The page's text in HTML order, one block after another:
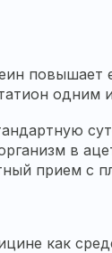
одним
в
прием с
как